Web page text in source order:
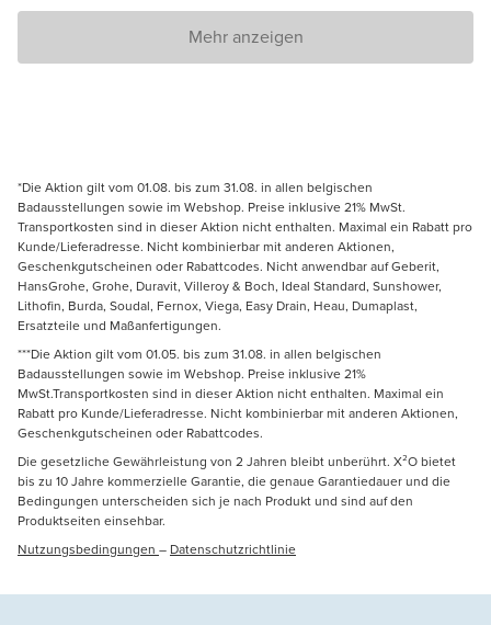
Mehr anzeigen
*Die Aktion gilt vom 01.08. bis zum 31.08. in allen belgischen
Badausstellungen sowie im Webshop. Preise inklusive 21% MwSt.
Transportkosten sind in dieser Aktion nicht enthalten. Maximal ein Rabatt pro
Kunde/Lieferadresse. Nicht kombinierbar mit anderen Aktionen,
Geschenkgutscheinen oder Rabattcodes. Nicht anwendbar auf Geberit,
HansGrohe, Grohe, Duravit, Villeroy & Boch, Ideal Standard, Sunshower,
Lithofin, Burda, Soudal, Fernox, Viega, Easy Drain, Heau, Dumaplast,
Ersatzteile und Maßanfertigungen.
***Die Aktion gilt vom 01.05. bis zum 31.08. in allen belgischen
Badausstellungen sowie im Webshop. Preise inklusive 21%
MwSt.Transportkosten sind in dieser Aktion nicht enthalten. Maximal ein
Rabatt pro Kunde/Lieferadresse. Nicht kombinierbar mit anderen Aktionen,
Geschenkgutscheinen oder Rabattcodes.
Die gesetzliche Gewährleistung von 2 Jahren bleibt unberührt. X²O bietet
bis zu 10 Jahre kommerzielle Garantie, die genaue Garantiedauer und die
Bedingungen unterscheiden sich je nach Produkt und sind auf den
Produktseiten einsehbar.
Nutzungsbedingungen – Datenschutzrichtlinie